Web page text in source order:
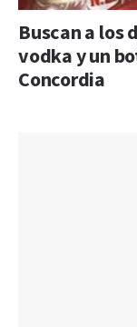
Buscan a los
vodka y un
Concordia